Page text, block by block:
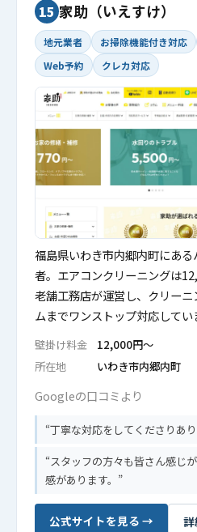
15 家助（いえすけ）
地元業者 お掃除機能付き対応
Web予約
クレカ対応
福島県いわき市内郷内町にあ
者。エアコンクリーニングは
老舗工務店が運営し、クリー
ムまでワンストップ対応してい
壁掛け料金
12,000円〜
所在地
いわき市内郷内町
Googleの口コミより
丁寧な対応をしてくださりあ
スタッフの方々も皆さん感じ
感があります。
公式サイトを見る →